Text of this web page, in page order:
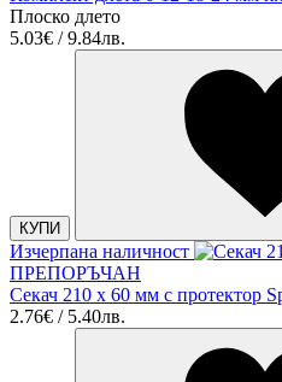
Плоско длето
5.03€ / 9.84лв.
КУПИ
Изчерпана наличност
ПРЕПОРЪЧАН
Секач 210 х 60 мм с протектор
2.76€ / 5.40лв.